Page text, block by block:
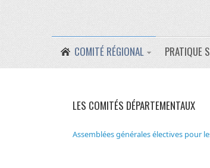
COMITÉ RÉGIONAL PRATIQUE
LES COMITÉS DÉPARTEMENTAUX
Assemblées générales électives pour